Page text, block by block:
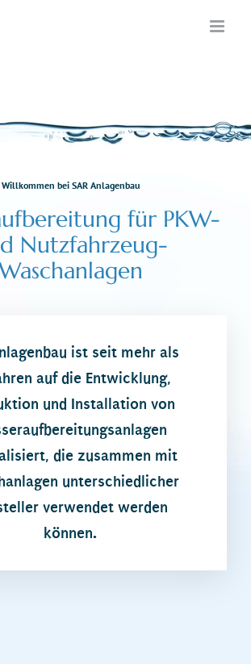
Willkommen bei SAR Anlagenbau
für PKW-
Nutzfahrzeug-
ist seit mehr als
auf die Entwicklung,
und Installation von
die zusammen mit
unterschiedlicher
verwendet werden
können.